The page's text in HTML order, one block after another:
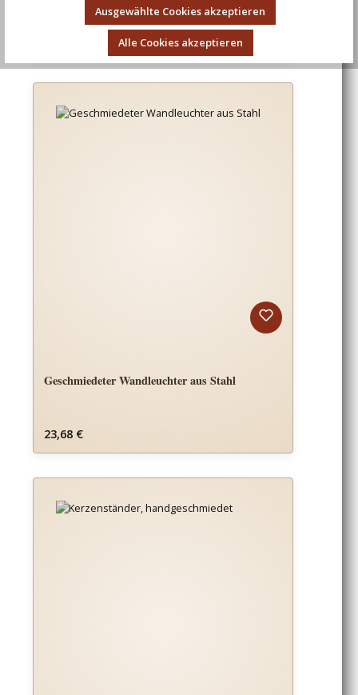
Regulärer Preis:
Geschmiedeter Wandleuchter aus Stahl
Regulärer Preis:
23,68 €
Ausgewählte Cookies akzeptieren
Alle Cookies akzeptieren